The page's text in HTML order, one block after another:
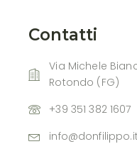
Contatti
Via Michele
Rotondo (FG)
+39 351 382 1607
info@donfilippo.it